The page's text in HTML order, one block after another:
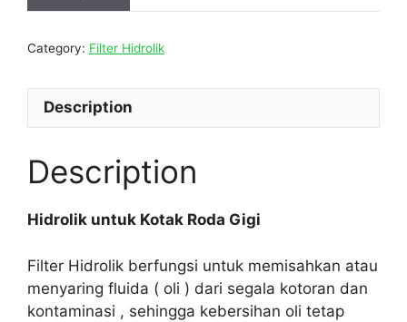
Category: Filter Hidrolik
Description
Description
Hidrolik untuk Kotak Roda Gigi
Filter Hidrolik berfungsi untuk memisahkan atau
menyaring fluida ( oli ) dari segala kotoran dan
kontaminasi , sehingga kebersihan oli tetap